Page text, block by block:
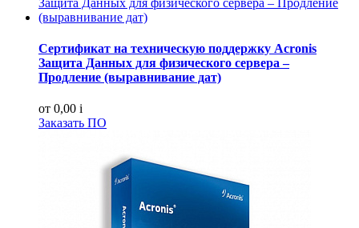
Сертификат на техническую поддержку Acronis
Защита Данных для физического сервера –
Продление (выравнивание дат)
от 0,00 i
Заказать ПО